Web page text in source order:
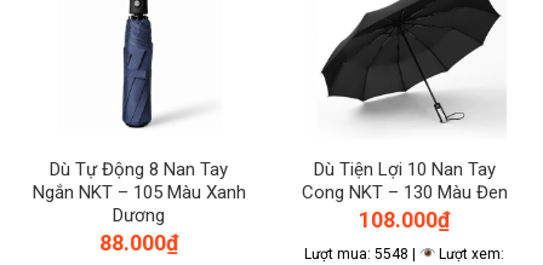
Dù Tự Động 8 Nan Tay
Ngắn NKT – 105 Màu Xanh
Dương
88.000₫
Dù Tiện Lợi 10 Nan Tay
Cong NKT – 130 Màu Đen
108.000₫
Lượt mua: 5548 |
Lượt xem: